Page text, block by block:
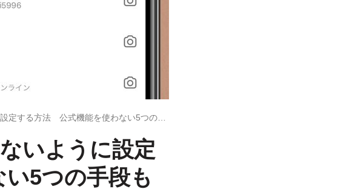
いように設定
5つの手段も